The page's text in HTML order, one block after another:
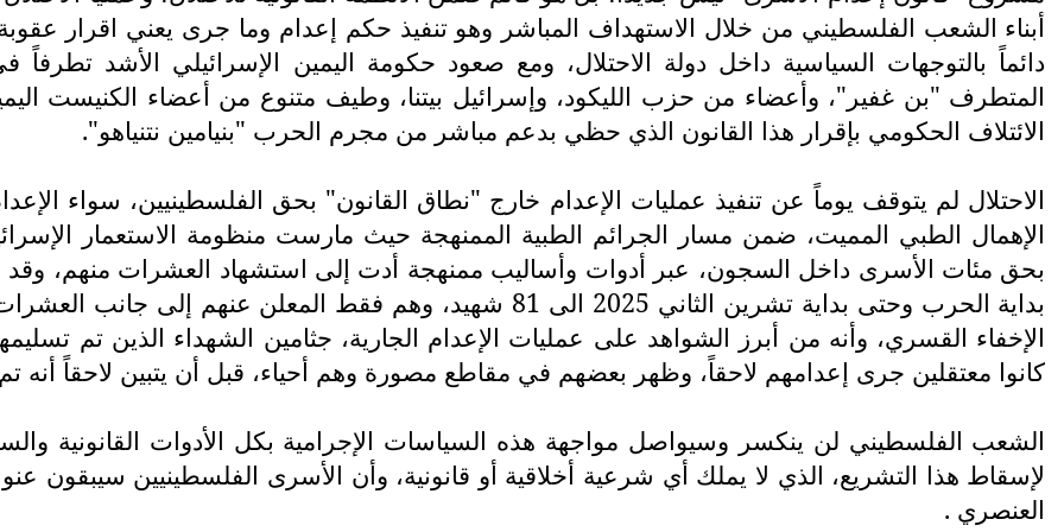
أبناء الشعب الفلسطيني من خلال الاستهداف المباشر وهو تنفيذ حكم إعدام وما جرى يعني اقرار
دائماً بالتوجهات السياسية داخل دولة الاحتلال، ومع صعود حكومة اليمين الإسرائيلي الأشد تطرفاً
المتطرف "بن غفير"، وأعضاء من حزب الليكود، وإسرائيل بيتنا، وطيف متنوع من أعضاء الكنيست
الائتلاف الحكومي بإقرار هذا القانون الذي حظي بدعم مباشر من مجرم الحرب "بنيامين نتنياهو".
الاحتلال لم يتوقف يوماً عن تنفيذ عمليات الإعدام خارج "نطاق القانون" بحق الفلسطينيين، سواء الإعدام
الإهمال الطبي المميت، ضمن مسار الجرائم الطبية الممنهجة حيث مارست منظومة الاستعمار
بحق مئات الأسرى داخل السجون، عبر أدوات وأساليب ممنهجة أدت إلى استشهاد العشرات منهم، وقد
بداية الحرب وحتى بداية تشرين الثاني 2025 الى 81 شهيد، وهم فقط
الإخفاء القسري، وأنه من أبرز الشواهد على عمليات الإعدام الجارية، جثامين الشهداء الذين تم
كانوا معتقلين جرى إعدامهم لاحقاً، وظهر بعضهم في مقاطع مصورة وهم أحياء، قبل أن يتبين لاحقاً أنه تم
الشعب الفلسطيني لن ينكسر وسيواصل مواجهة هذه السياسات الإجرامية بكل الأدوات القانونية
لإسقاط هذا التشريع، الذي لا يملك أي شرعية أخلاقية أو قانونية، وأن الأسرى الفلسطينيين سيبقون
العنصري .